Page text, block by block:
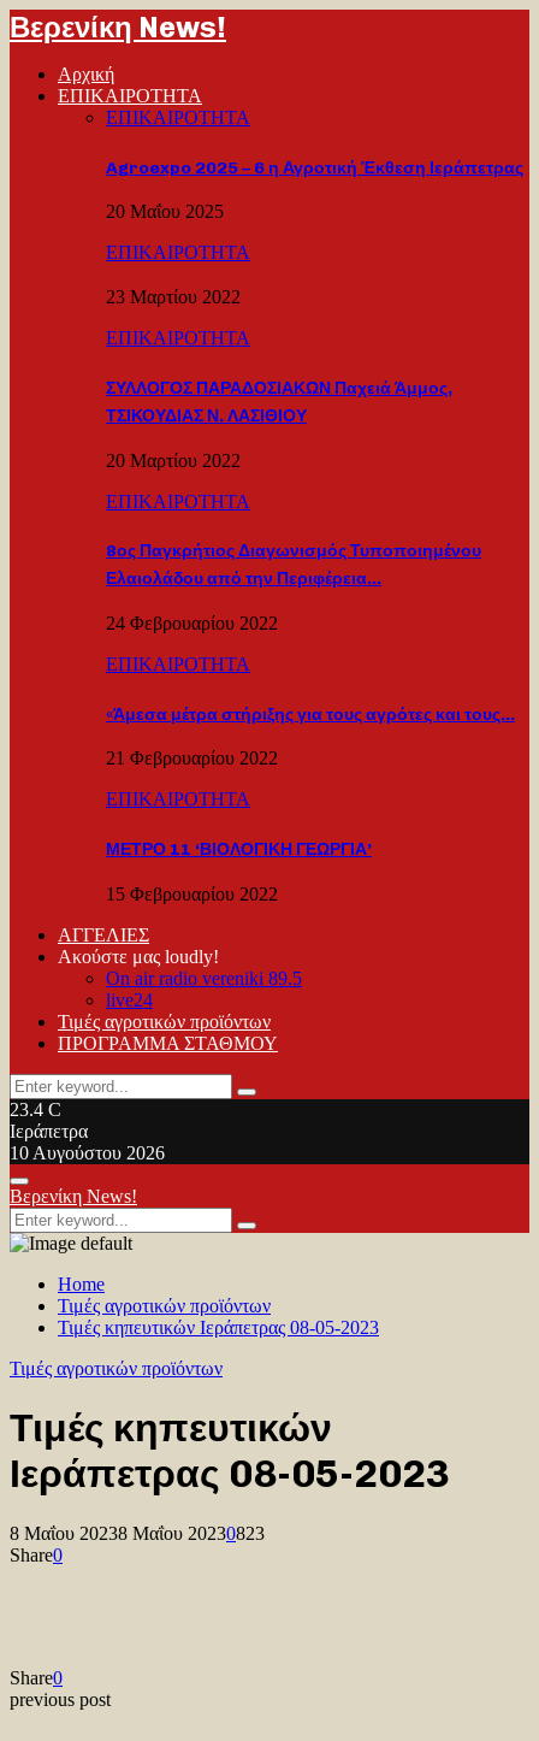
Βερενίκη News!
Αρχική
ΕΠΙΚΑΙΡΟΤΗΤΑ
ΕΠΙΚΑΙΡΟΤΗΤΑ
Agroexpo 2025 – 6 η Αγροτική Έκθεση Ιεράπετρας
20 Μαΐου 2025
ΕΠΙΚΑΙΡΟΤΗΤΑ
23 Μαρτίου 2022
ΕΠΙΚΑΙΡΟΤΗΤΑ
ΣΥΛΛΟΓΟΣ ΠΑΡΑΔΟΣΙΑΚΩΝ Παχειά Άμμος,
ΤΣΙΚΟΥΔΙΑΣ Ν. ΛΑΣΙΘΙΟΥ
20 Μαρτίου 2022
ΕΠΙΚΑΙΡΟΤΗΤΑ
8ος Παγκρήτιος Διαγωνισμός Τυποποιημένου
Ελαιολάδου από την Περιφέρεια…
24 Φεβρουαρίου 2022
ΕΠΙΚΑΙΡΟΤΗΤΑ
«Άμεσα μέτρα στήριξης για τους αγρότες και τους…
21 Φεβρουαρίου 2022
ΕΠΙΚΑΙΡΟΤΗΤΑ
ΜΕΤΡΟ 11 ‘ΒΙΟΛΟΓΙΚΗ ΓΕΩΡΓΙΑ’
15 Φεβρουαρίου 2022
ΑΓΓΕΛΙΕΣ
Ακούστε μας loudly!
On air radio vereniki 89.5
live24
Τιμές αγροτικών προϊόντων
ΠΡΟΓΡΑΜΜΑ ΣΤΑΘΜΟΥ
Search
for:
Search
23.4 C
Ιεράπετρα
10 Αυγούστου 2026
Facebook
Twitter
Youtube
Primary
Menu
Βερενίκη News!
Search
for:
Search
Home
Τιμές αγροτικών προϊόντων
Τιμές κηπευτικών Ιεράπετρας 08-05-2023
Τιμές αγροτικών προϊόντων
Τιμές κηπευτικών
Ιεράπετρας 08-05-2023
8 Μαΐου 20238 Μαΐου 20230823
Share0
Share0
previous post